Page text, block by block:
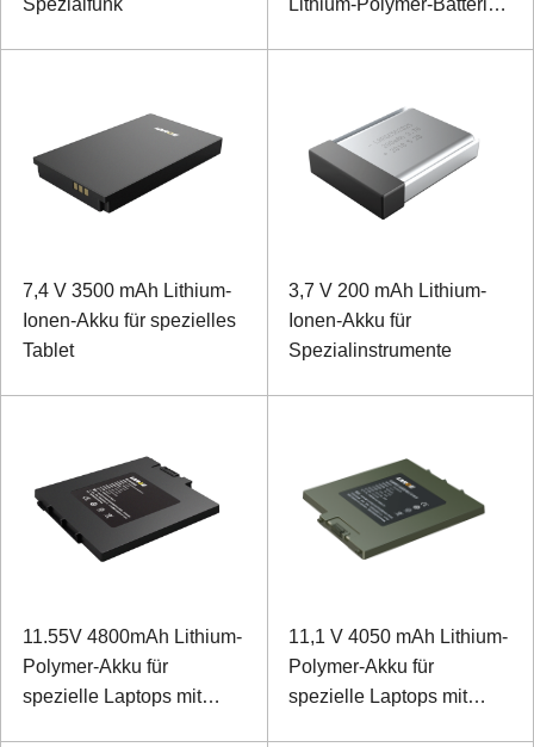
7,4 V 3500 mAh Lithium-
Ionen-Akku für spezielles
Tablet
3,7 V 200 mAh Lithium-
Ionen-Akku für
Spezialinstrumente
11.55V 4800mAh Lithium-
Polymer-Akku für
spezielle Laptops mit
11,1 V 4050 mAh Lithium-
Polymer-Akku für
spezielle Laptops mit